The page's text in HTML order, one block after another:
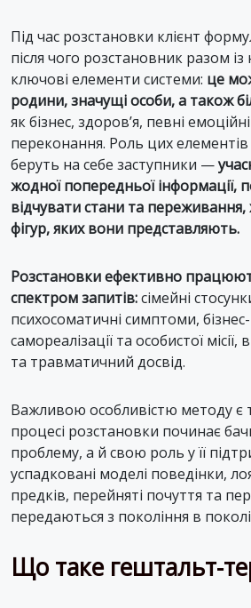
Під час розстановки клієнт
після чого розстановник разом із
ключові елементи системи: це
родини, значущі особи, а також
як бізнес, здоров’я, певні
переконання. Роль цих елементів
беруть на себе заступники —
жодної попередньої інформації,
відчувати стани та переживання,
фігур, яких вони представляють.
Розстановки ефективно
спектром запитів:сімейні
психосоматичні симптоми,
самореалізації та особистої
та травматичний досвід.
Важливою особливістю методу є
процесі розстановки починає
проблему, а й свою роль у її
успадковані моделі поведінки,
предків, перейняті почуття та
передаються з покоління в
Що таке гештальт-